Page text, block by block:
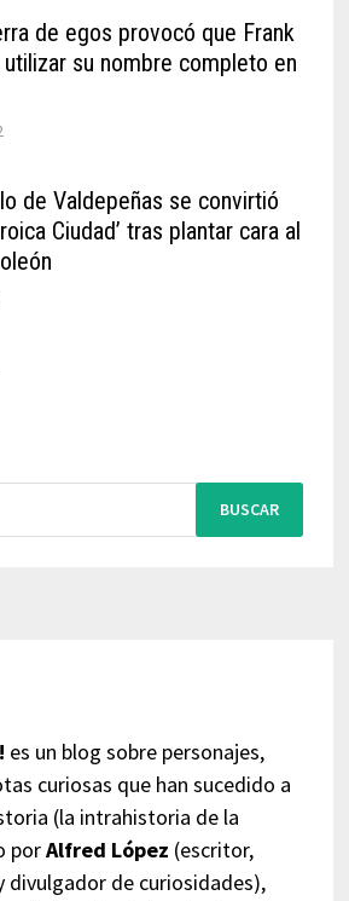
de egos provocó que Frank
su nombre completo en
de Valdepeñas se convirtió
Ciudad’ tras plantar cara al
es un blog sobre personajes,
curiosas que han sucedido a
(la intrahistoria de la
porAlfred López (escritor,
divulgador de curiosidades),